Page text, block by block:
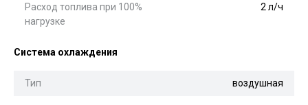
Расход топлива при 100%
нагрузке
2 л/ч
Система охлаждения
Тип воздушная